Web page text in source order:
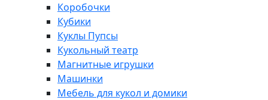
Коробочки
Кубики
Куклы Пупсы
Кукольный театр
Магнитные игрушки
Машинки
Мебель для кукол и домики